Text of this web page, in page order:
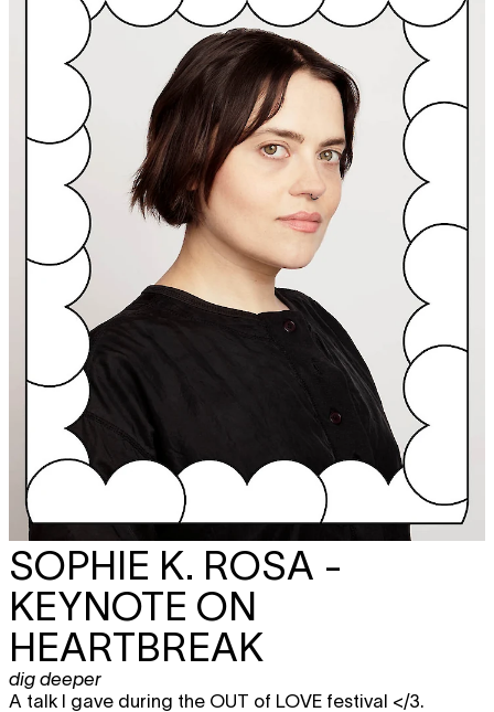
SOPHIE K. ROSA -
KEYNOTE ON
HEARTBREAK
dig deeper
A talk I gave during the OUT of LOVE festival </3.